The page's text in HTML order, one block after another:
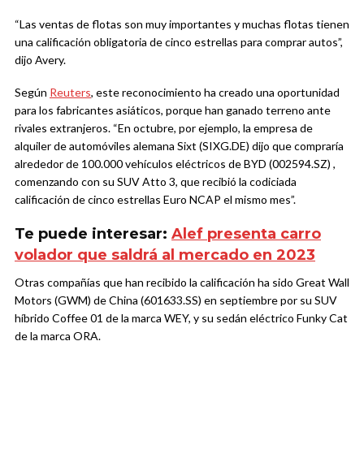
“Las ventas de flotas son muy importantes y muchas flotas tienen
una calificación obligatoria de cinco estrellas para comprar autos”,
dijo Avery.
Según Reuters, este reconocimiento ha creado una oportunidad
para los fabricantes asiáticos, porque han ganado terreno ante
rivales extranjeros. “En octubre, por ejemplo, la empresa de
alquiler de automóviles alemana Sixt (SIXG.DE) dijo que compraría
alrededor de 100.000 vehículos eléctricos de BYD (002594.SZ) ,
comenzando con su SUV Atto 3, que recibió la codiciada
calificación de cinco estrellas Euro NCAP el mismo mes”.
Te puede interesar: Alef presenta carro
volador que saldrá al mercado en 2023
Otras compañías que han recibido la calificación ha sido Great Wall
Motors (GWM) de China (601633.SS) en septiembre por su SUV
híbrido Coffee 01 de la marca WEY, y su sedán eléctrico Funky Cat
de la marca ORA.